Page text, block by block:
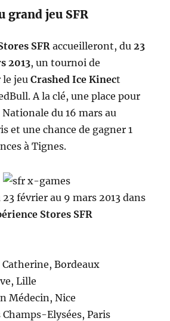
grand jeu SFR
SFR accueilleront, du23
2013, un tournoi de
le jeuCrashed Ice Kinect
A la clé, une place pour
du 16 mars au
et une chance de gagner 1
à Tignes.
février au 9 mars 2013 dans
Stores SFR
Catherine, Bordeaux
Lille
Médecin, Nice
Champs-Elysées, Paris